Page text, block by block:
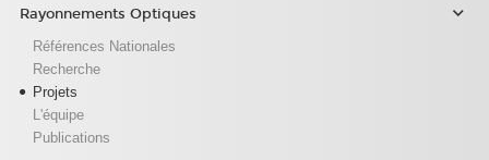
Rayonnements Optiques
Références Nationales
Recherche
Projets
L'équipe
Publications